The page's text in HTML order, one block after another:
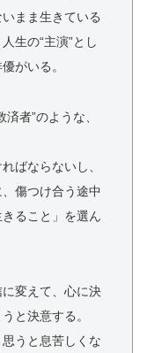
まま生きている
生の“主演”とし
がいる。
者”のような、
ばならないし、
傷つけ合う途中
ること」を選ん
変えて、心に決
と決意する。
うと息苦しくな